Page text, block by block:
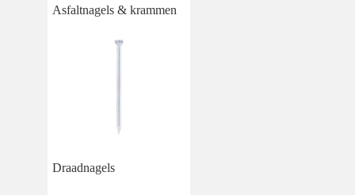
Asfaltnagels & krammen
Draadnagels